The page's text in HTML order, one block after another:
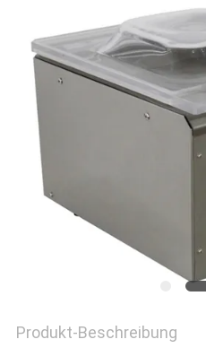
PRIVACY
POLICY
Produkt-Beschreibung